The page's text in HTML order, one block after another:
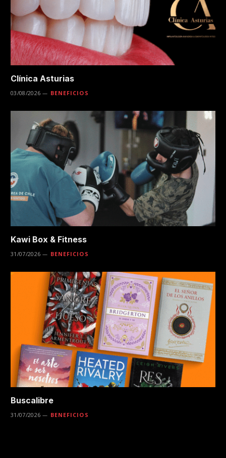
Clínica Asturias
03/08/2026 BENEFICIOS
Kawi Box & Fitness
31/07/2026 BENEFICIOS
Buscalibre
31/07/2026 BENEFICIOS